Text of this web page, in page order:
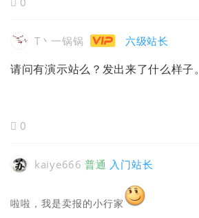
T丶一锅锅 六级站长
请问有演示站么？发出来了什么样子。
0
kaiye666 普通 入门站长
啦啦，我是卖报的小行家